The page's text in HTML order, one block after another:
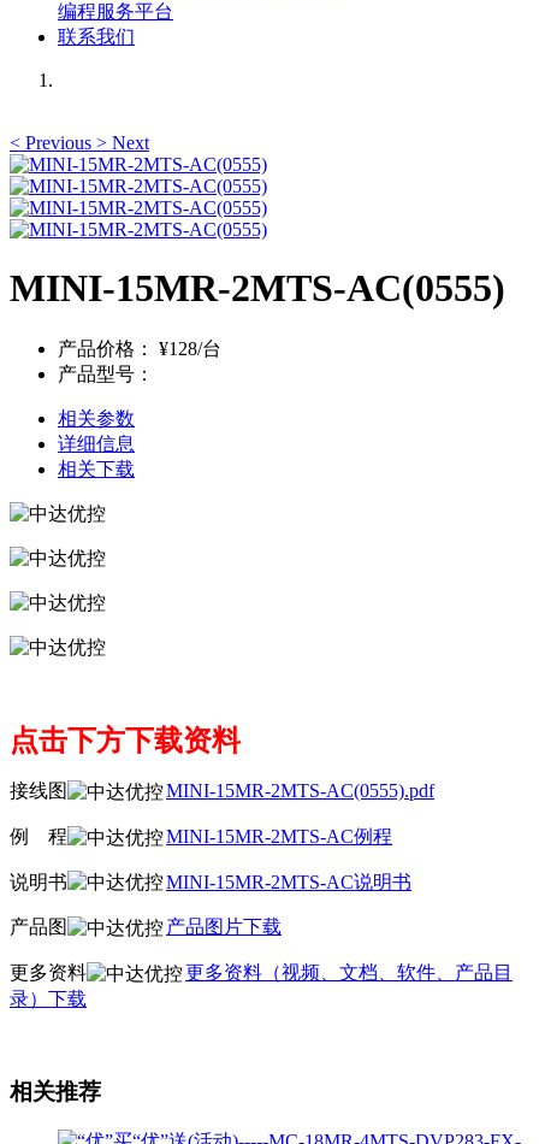
编程服务平台
联系我们
< Previous > Next
MINI-15MR-2MTS-AC(0555)
产品价格：
¥128/台
产品型号：
相关参数
详细信息
相关下载
点击下方下载资料
接线图 MINI-15MR-2MTS-AC(0555).pdf
例 程 MINI-15MR-2MTS-AC例程
说明书 MINI-15MR-2MTS-AC说明书
产品图 产品图片下载
更多资料
更多资料（视频、文档、软件、产品目
录）下载
相关推荐